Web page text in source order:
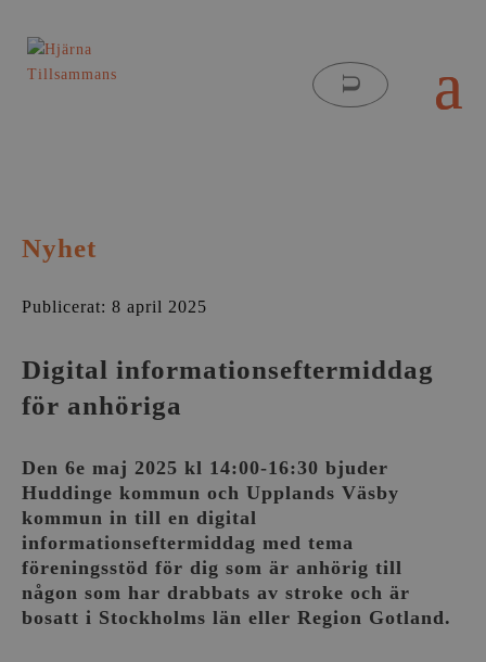
Nyhet
Publicerat: 8 april 2025
Digital informationseftermiddag
för anhöriga
Den 6e maj 2025 kl 14:00-16:30 bjuder
Huddinge kommun och Upplands Väsby
kommun in till en digital
informationseftermiddag med tema
föreningsstöd för dig som är anhörig till
någon som har drabbats av stroke och är
bosatt i Stockholms län eller Region Gotland.